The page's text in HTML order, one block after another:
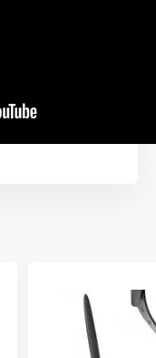
einhochwertiges
Anzeige von
festes und
Es stellt
es zu tragen
Länge von 20